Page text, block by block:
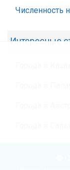
Численность
Интересные